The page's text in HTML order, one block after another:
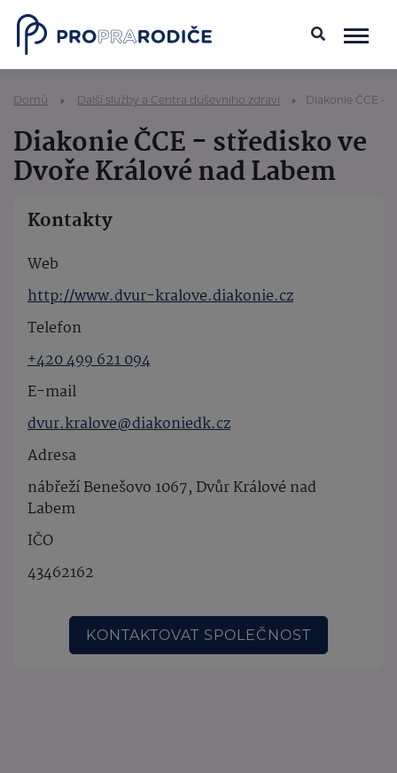
Domů Další služby a Centra duševního zdraví Diakonie ČCE -
Diakonie ČCE - středisko ve
Dvoře Králové nad Labem
Kontakty
Web
http://www.dvur-kralove.diakonie.cz
Telefon
+420 499 621 094
E-mail
dvur.kralove@diakoniedk.cz
Adresa
nábřeží Benešovo 1067, Dvůr Králové nad
Labem
IČO
43462162
KONTAKTOVAT SPOLEČNOST